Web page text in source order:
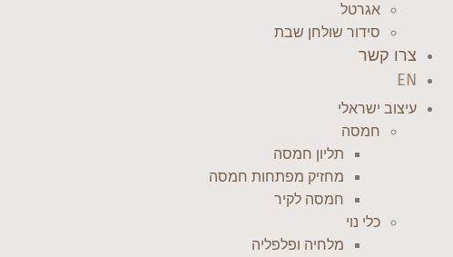
אגרטל
סידור שולחן שבת
צרו קשר
EN
עיצוב ישראלי
חמסה
תליון חמסה
מחזיק מפתחות חמסה
חמסה לקיר
כלי נוי
מלחיה ופלפליה